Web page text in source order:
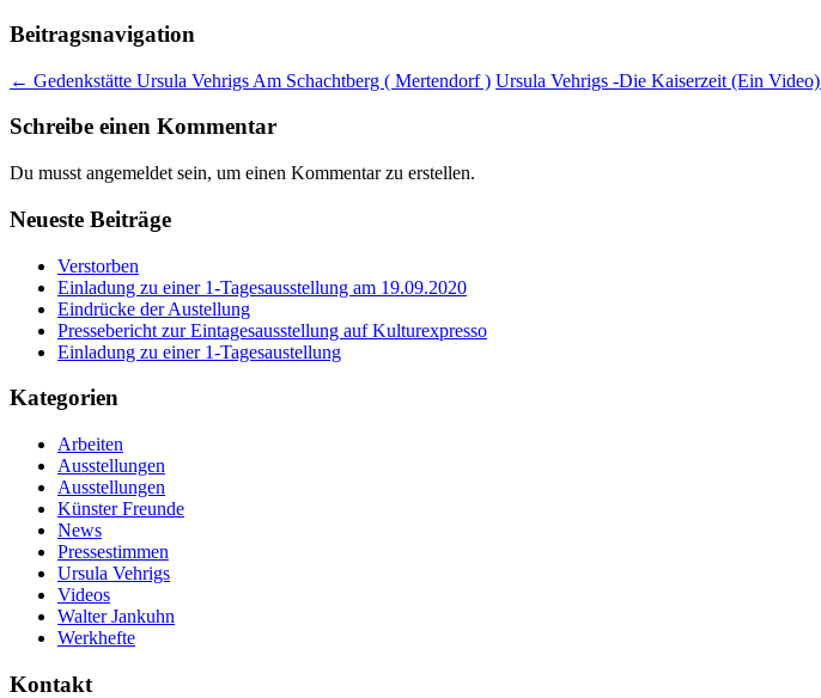
Beitragsnavigation
← Gedenkstätte Ursula Vehrigs Am Schachtberg ( Mertendorf ) Ursula Vehrigs -Die Kaiserzeit (Ein Video)
Schreibe einen Kommentar
Du musst angemeldet sein, um einen Kommentar zu erstellen.
Neueste Beiträge
Verstorben
Einladung zu einer 1-Tagesausstellung am 19.09.2020
Eindrücke der Austellung
Pressebericht zur Eintagesausstellung auf Kulturexpresso
Einladung zu einer 1-Tagesaustellung
Kategorien
Arbeiten
Ausstellungen
Ausstellungen
Künster Freunde
News
Pressestimmen
Ursula Vehrigs
Videos
Walter Jankuhn
Werkhefte
Kontakt